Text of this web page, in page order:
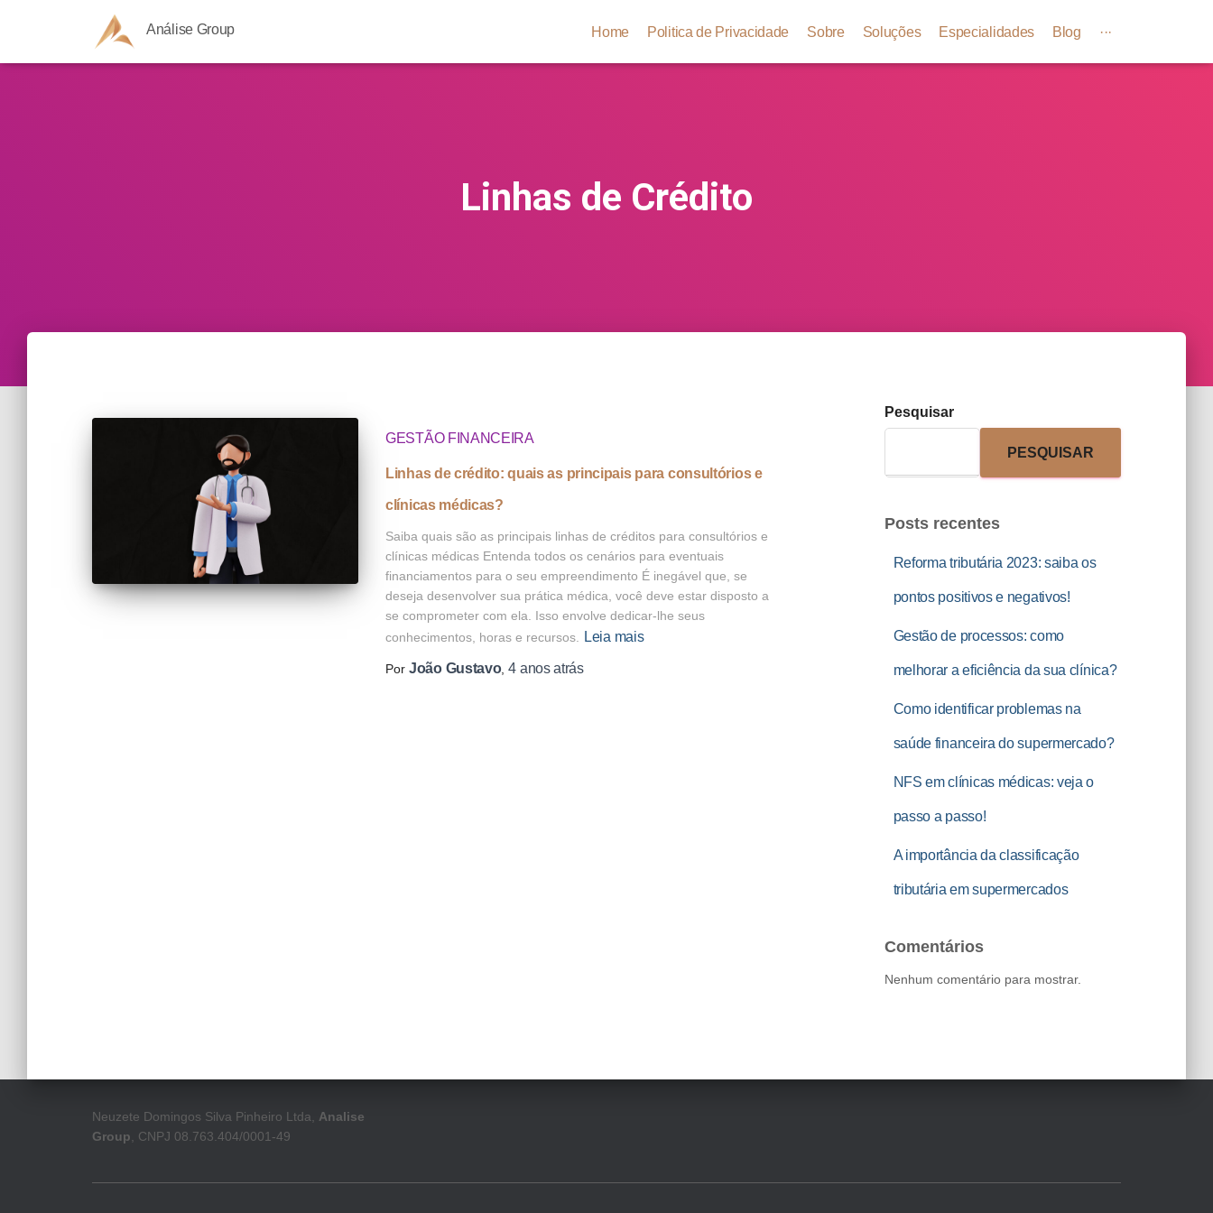
Análise Group Home Politica de Privacidade Sobre Soluções Especialidades Blog ···
Linhas de Crédito
GESTÃO FINANCEIRA
Linhas de crédito: quais as principais para consultórios e
clínicas médicas?
Saiba quais são as principais linhas de créditos para consultórios e
clínicas médicas Entenda todos os cenários para eventuais
financiamentos para o seu empreendimento É inegável que, se
deseja desenvolver sua prática médica, você deve estar disposto a
se comprometer com ela. Isso envolve dedicar-lhe seus
conhecimentos, horas e recursos.
Leia mais
Por João Gustavo,4 anosatrás
Pesquisar
PESQUISAR
Posts recentes
Reforma tributária 2023: saiba os
pontos positivos e negativos!
Gestão de processos: como
melhorar a eficiência da sua clínica?
Como identificar problemas na
saúde financeira do supermercado?
NFS em clínicas médicas: veja o
passo a passo!
A importância da classificação
tributária em supermercados
Comentários
Nenhum comentário para mostrar.
Neuzete Domingos Silva Pinheiro Ltda, Analise
Group , CNPJ 08.763.404/0001-49